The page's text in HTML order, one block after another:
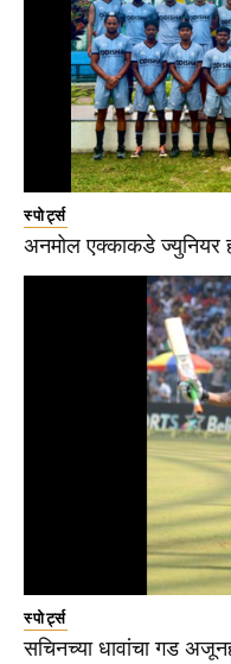
स्पोर्ट्स
अनमोल एक्काकडे ज्युनियर
स्पोर्ट्स
सचिनच्या धावांचा गड